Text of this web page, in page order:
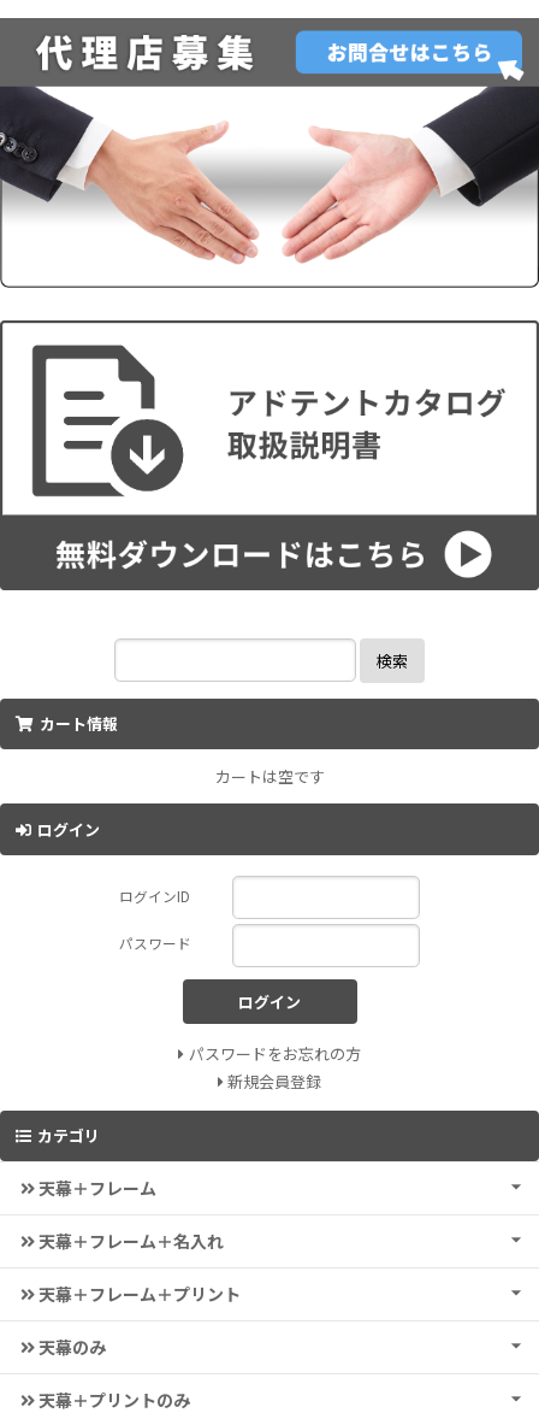
検索
カート情報
カートは空です
ログイン
ログインID
パスワード
ログイン
パスワードをお忘れの方
新規会員登録
カテゴリ
天幕＋フレーム
天幕＋フレーム＋名入れ
天幕＋フレーム＋プリント
天幕のみ
天幕＋プリントのみ